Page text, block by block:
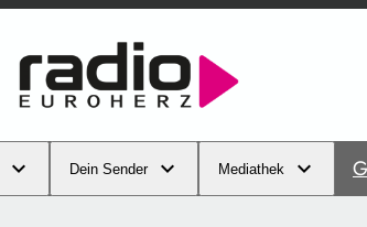
Dein Sender Mediathek